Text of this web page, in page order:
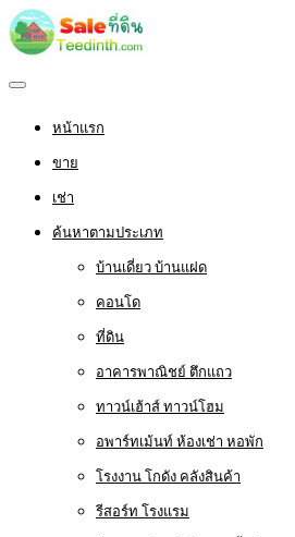
หน้าแรก
ขาย
เช่า
ค้นหาตามประเภท
บ้านเดี่ยว บ้านแฝด
คอนโด
ที่ดิน
อาคารพาณิชย์ ตึกแถว
ทาวน์เฮ้าส์ ทาวน์โฮม
อพาร์ทเม้นท์ ห้องเช่า หอพัก
โรงงาน โกดัง คลังสินค้า
รีสอร์ท โรงแรม